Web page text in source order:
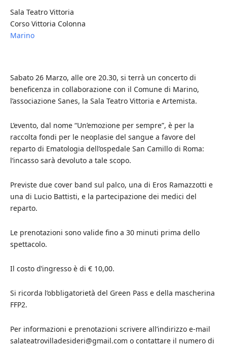
Sala Teatro Vittoria
Corso Vittoria Colonna
Marino
Sabato 26 Marzo, alle ore 20.30, si terrà un concerto di
beneficenza in collaborazione con il Comune di Marino,
l’associazione Sanes, la Sala Teatro Vittoria e Artemista.
L’evento, dal nome “Un’emozione per sempre”, è per la
raccolta fondi per le neoplasie del sangue a favore del
reparto di Ematologia dell’ospedale San Camillo di Roma:
l’incasso sarà devoluto a tale scopo.
Previste due cover band sul palco, una di Eros Ramazzotti e
una di Lucio Battisti, e la partecipazione dei medici del
reparto.
Le prenotazioni sono valide fino a 30 minuti prima dello
spettacolo.
Il costo d’ingresso è di € 10,00.
Si ricorda l’obbligatorietà del Green Pass e della mascherina
FFP2.
Per informazioni e prenotazioni scrivere all’indirizzo e-mail
salateatrovilladesideri@gmail.com o contattare il numero di